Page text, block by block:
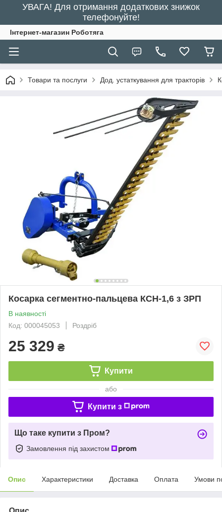
УВАГА! Для отримання додаткових знижок
телефонуйте!
Інтернет-магазин Роботяга
Товари та послуги Дод. устаткування для тракторів
Косарка сегментно-пальцева КСН-1,6 з ЗРП
В наявності
Код: 000045053
Роздріб
25 329 ₴
Купити
або
Купити з
Що таке купити з Пром?
Замовлення під захистом
Опис Характеристики Доставка Оплата Умови